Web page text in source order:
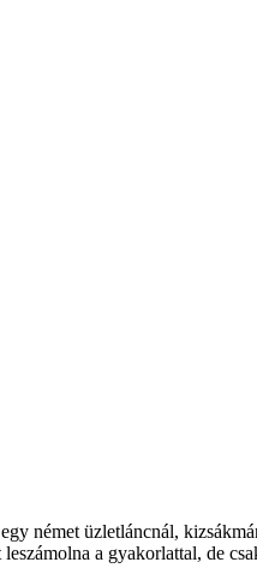
német üzletláncnál,
a gyakorlattal, de